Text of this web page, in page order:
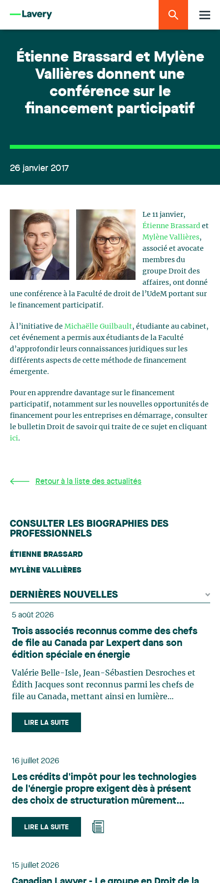
Étienne Brassard et Mylène
Vallières donnent une
conférence sur le
financement participatif
26 janvier 2017
Le 11 janvier,
Étienne Brassard et
Mylène Vallières,
associé et avocate
membres du
groupe Droit des
affaires, ont donné
une conférence à la Faculté de droit de l’UdeM portant sur
le financement participatif.
À l’initiative de Michaëlle Guilbault, étudiante au cabinet,
cet événement a permis aux étudiants de la Faculté
d’approfondir leurs connaissances juridiques sur les
différents aspects de cette méthode de financement
émergente.
Pour en apprendre davantage sur le financement
participatif, notamment sur les nouvelles opportunités de
financement pour les entreprises en démarrage, consulter
le bulletin Droit de savoir qui traite de ce sujet en cliquant
ici.
Retour à la liste des actualités
CONSULTER LES BIOGRAPHIES DES
PROFESSIONNELS
ÉTIENNE BRASSARD
MYLÈNE VALLIÈRES
DERNIÈRES NOUVELLES
5 août 2026
Trois associés reconnus comme des chefs
de file au Canada par Lexpert dans son
édition spéciale en énergie
Valérie Belle-Isle, Jean-Sébastien Desroches et
Édith Jacques sont reconnus parmi les chefs de
file au Canada, mettant ainsi en lumière
le domaine du droit des technologies. Valérie
Belle-Isle est associée au sein du groupe de droit
principalement sur le droit de l’environnement,
du territoire. Elle conseille et représente une
clientèle publique et privée dans le cadre d’enjeux
touchant notamment les obligations
et de permis, l’application et la contestation de
règlements d’urbanisme, ainsi que les dossiers
municipalités dans la validation juridique de leurs
LIRE LA SUITE
16 juillet 2026
Les crédits d'impôt pour les technologies
de l'énergie propre exigent dès à présent
des choix de structuration mûrement
LIRE LA SUITE
15 juillet 2026